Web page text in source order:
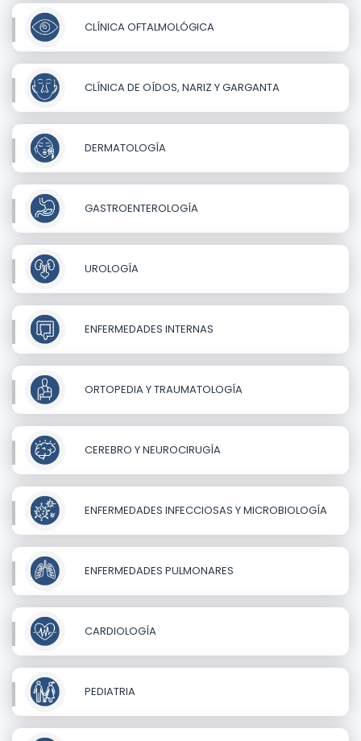
CLÍNICA OFTALMOLÓGICA
CLÍNICA DE OÍDOS, NARIZ Y GARGANTA
DERMATOLOGÍA
GASTROENTEROLOGÍA
UROLOGÍA
ENFERMEDADES INTERNAS
ORTOPEDIA Y TRAUMATOLOGÍA
CEREBRO Y NEUROCIRUGÍA
ENFERMEDADES INFECCIOSAS Y MICROBIOLOGÍA
ENFERMEDADES PULMONARES
CARDIOLOGÍA
PEDIATRIA